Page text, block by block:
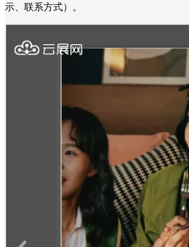
示、联系方式）。